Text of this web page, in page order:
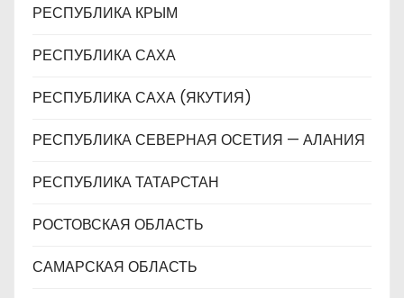
РЕСПУБЛИКА КРЫМ
РЕСПУБЛИКА САХА
РЕСПУБЛИКА САХА (ЯКУТИЯ)
РЕСПУБЛИКА СЕВЕРНАЯ ОСЕТИЯ — АЛАНИЯ
РЕСПУБЛИКА ТАТАРСТАН
РОСТОВСКАЯ ОБЛАСТЬ
САМАРСКАЯ ОБЛАСТЬ